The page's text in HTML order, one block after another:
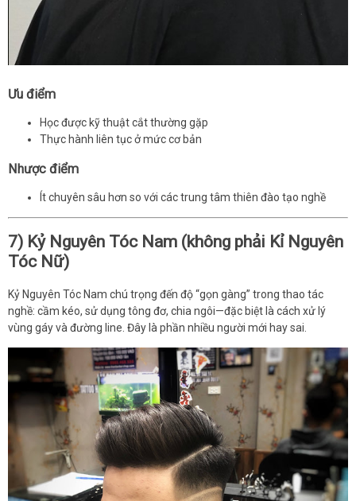
Ưu điểm
Học được kỹ thuật cắt thường gặp
Thực hành liên tục ở mức cơ bản
Nhược điểm
Ít chuyên sâu hơn so với các trung tâm thiên đào tạo nghề
7) Kỷ Nguyên Tóc Nam (không phải Kỉ Nguyên
Tóc Nữ)
Kỷ Nguyên Tóc Nam chú trọng đến độ “gọn gàng” trong thao tác
nghề: cầm kéo, sử dụng tông đơ, chia ngôi—đặc biệt là cách xử lý
vùng gáy và đường line. Đây là phần nhiều người mới hay sai.